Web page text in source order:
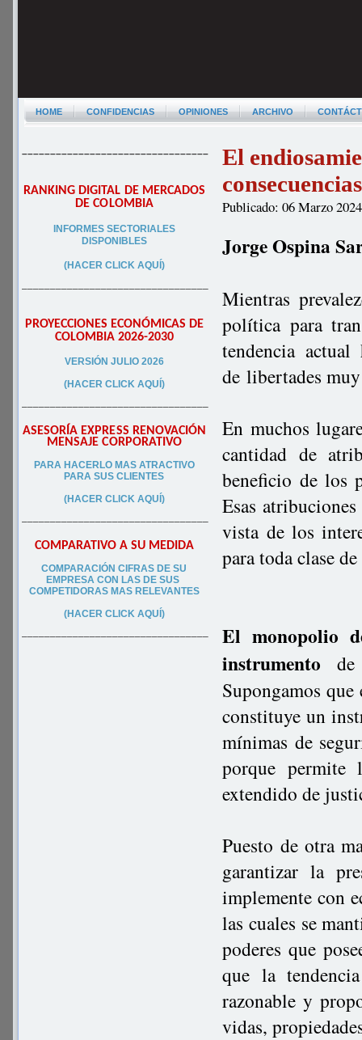
HOME CONFIDENCIAS OPINIONES ARCHIVO
–––––––––––––––––––––––––––––––––
RANKING DIGITAL DE MERCADOS
DE COLOMBIA
INFORMES SECTORIALES
DISPONIBLES
(HACER CLICK AQUÍ)
–––––––––––––––––––––––––––––––––
PROYECCIONES ECONÓMICAS DE
COLOMBIA 2026-2030
VERSIÓN JULIO 2026
(HACER CLICK AQUÍ)
–––––––––––––––––––––––––––––––––
ASESORÍA EXPRESS RENOVACIÓN
MENSAJE CORPORATIVO
PARA HACERLO MAS ATRACTIVO
PARA SUS CLIENTES
(HACER CLICK AQUÍ)
–––––––––––––––––––––––––––––––––
COMPARATIVO A SU MEDIDA
COMPARACIÓN CIFRAS DE SU
EMPRESA CON LAS DE SUS
COMPETIDORAS MAS RELEVANTES
(HACER CLICK AQUÍ)
–––––––––––––––––––––––––––––––––
El
consecuencias
Publicado: 06 Marzo 2024
Jorge Ospina
Mientras
política para
tendencia
de libertades
En muchos
cantidad de
beneficio de los
Esas
vista de los
para toda clase
El monopolio
instrumento
Supongamos
constituye un
mínimas de
porque permite
extendido de
Puesto de otra
garantizar la
implemente con
las cuales se
poderes que
que la
razonable y
vidas,